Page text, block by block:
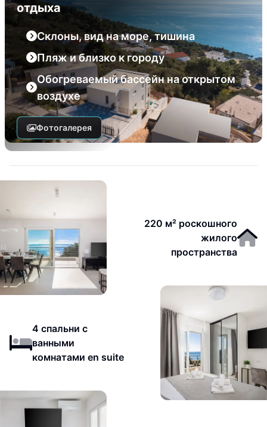
отдыха
Склоны, вид на море, тишина
Пляж и близко к городу
Обогреваемый бассейн на открытом
воздухе
Фотогалерея
220 м² роскошного
жилого
пространства
4 спальни с
ванными
комнатами en suite